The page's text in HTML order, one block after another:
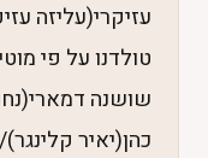
עזיקרי(עליזה
טולדנו על פי
שושנה
כהן(יאיר